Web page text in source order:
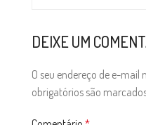
DEIXE UM
O seu endereço de e-mail
obrigatórios são